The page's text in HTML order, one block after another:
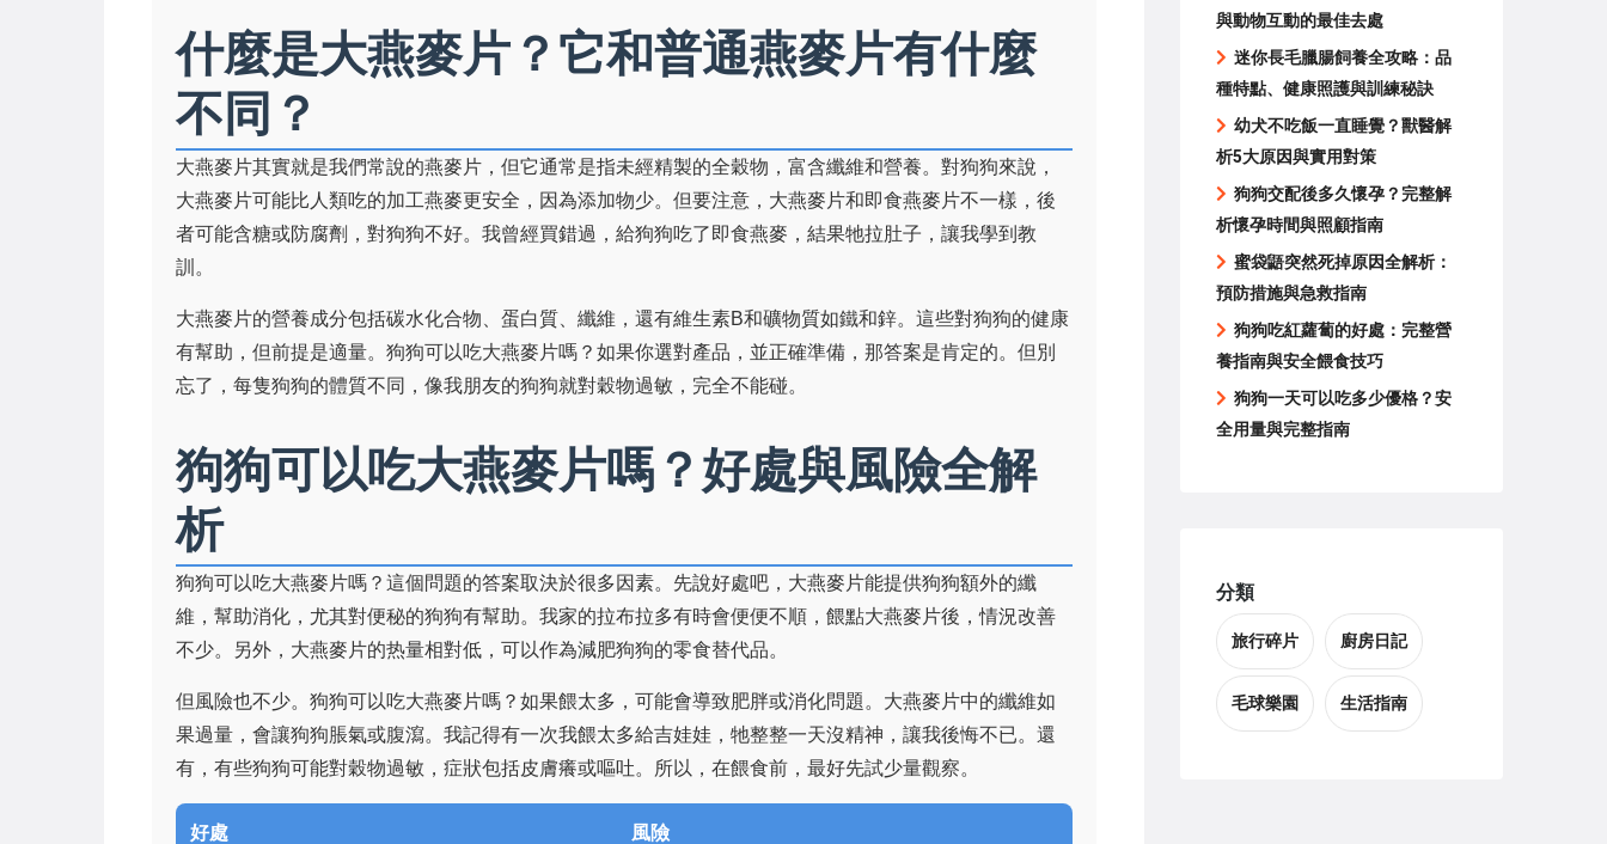
什麼是大燕麥片？它和普通燕麥片有什麼
不同？
大燕麥片其實就是我們常說的燕麥片，但它通常是指未經精製的全穀物，富含纖維和營養。對狗狗來說，
大燕麥片可能比人類吃的加工燕麥更安全，因為添加物少。但要注意，大燕麥片和即食燕麥片不一樣，後
者可能含糖或防腐劑，對狗狗不好。我曾經買錯過，給狗狗吃了即食燕麥，結果牠拉肚子，讓我學到教
訓。
大燕麥片的營養成分包括碳水化合物、蛋白質、纖維，還有維生素B和礦物質如鐵和鋅。這些對狗狗的健康
有幫助，但前提是適量。狗狗可以吃大燕麥片嗎？如果你選對產品，並正確準備，那答案是肯定的。但別
忘了，每隻狗狗的體質不同，像我朋友的狗狗就對穀物過敏，完全不能碰。
狗狗可以吃大燕麥片嗎？好處與風險全解
析
狗狗可以吃大燕麥片嗎？這個問題的答案取決於很多因素。先說好處吧，大燕麥片能提供狗狗額外的纖
維，幫助消化，尤其對便秘的狗狗有幫助。我家的拉布拉多有時會便便不順，餵點大燕麥片後，情況改善
不少。另外，大燕麥片的热量相對低，可以作為減肥狗狗的零食替代品。
但風險也不少。狗狗可以吃大燕麥片嗎？如果餵太多，可能會導致肥胖或消化問題。大燕麥片中的纖維如
果過量，會讓狗狗脹氣或腹瀉。我記得有一次我餵太多給吉娃娃，牠整整一天沒精神，讓我後悔不已。還
有，有些狗狗可能對穀物過敏，症狀包括皮膚癢或嘔吐。所以，在餵食前，最好先試少量觀察。
好處 風險
與動物互動的最佳去處
迷你長毛臘腸飼養全攻略：品
種特點、健康照護與訓練秘訣
幼犬不吃飯一直睡覺？獸醫解
析5大原因與實用對策
狗狗交配後多久懷孕？完整解
析懷孕時間與照顧指南
蜜袋鼯突然死掉原因全解析：
預防措施與急救指南
狗狗吃紅蘿蔔的好處：完整營
養指南與安全餵食技巧
狗狗一天可以吃多少優格？安
全用量與完整指南
分類
旅行碎片 廚房日記
毛球樂園 生活指南